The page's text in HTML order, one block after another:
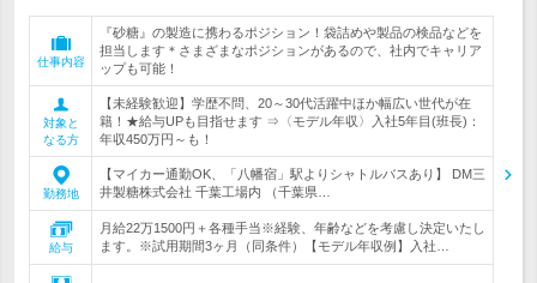
仕事内容
『砂糖』の製造に携わるポジション！袋詰めや製品の検品などを
担当します＊さまざまなポジションがあるので、社内でキャリア
ップも可能！
対象と
なる方
【未経験歓迎】学歴不問、20～30代活躍中ほか幅広い世代が在
籍！★給与UPも目指せます ⇒〈モデル年収〉入社5年目(班長)：
年収450万円～も！
勤務地
【マイカー通勤OK、「八幡宿」駅よりシャトルバスあり】 DM三
井製糖株式会社 千葉工場内 （千葉県…
給与
月給22万1500円＋各種手当※経験、年齢などを考慮し決定いたし
ます。※試用期間3ヶ月（同条件）【モデル年収例】入社…